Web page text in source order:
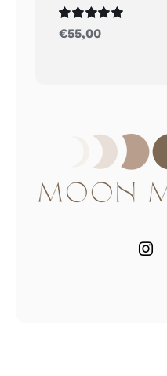
Gewaardeerd
uit 5
€55,00